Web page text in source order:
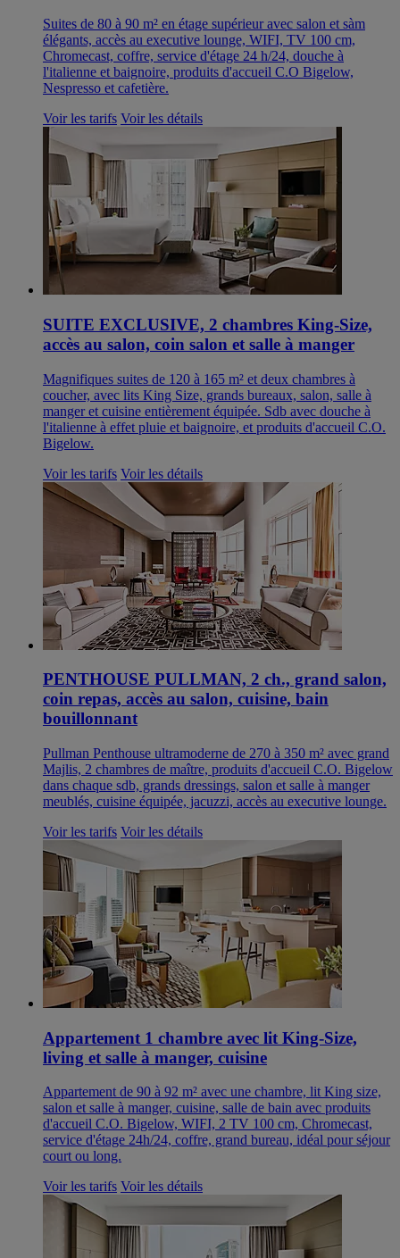
Suites de 80 à 90 m² en étage supérieur avec salon et sàm
élégants, accès au executive lounge, WIFI, TV 100 cm,
Chromecast, coffre, service d'étage 24 h/24, douche à
l'italienne et baignoire, produits d'accueil C.O Bigelow,
Nespresso et cafetière.
Voir les tarifs Voir les détails
SUITE EXCLUSIVE, 2 chambres King-Size,
accès au salon, coin salon et salle à manger
Magnifiques suites de 120 à 165 m² et deux chambres à
coucher, avec lits King Size, grands bureaux, salon, salle à
manger et cuisine entièrement équipée. Sdb avec douche à
l'italienne à effet pluie et baignoire, et produits d'accueil C.O.
Bigelow.
Voir les tarifs Voir les détails
PENTHOUSE PULLMAN, 2 ch., grand salon,
coin repas, accès au salon, cuisine, bain
bouillonnant
Pullman Penthouse ultramoderne de 270 à 350 m² avec grand
Majlis, 2 chambres de maître, produits d'accueil C.O. Bigelow
dans chaque sdb, grands dressings, salon et salle à manger
meublés, cuisine équipée, jacuzzi, accès au executive lounge.
Voir les tarifs Voir les détails
Appartement 1 chambre avec lit King-Size,
living et salle à manger, cuisine
Appartement de 90 à 92 m² avec une chambre, lit King size,
salon et salle à manger, cuisine, salle de bain avec produits
d'accueil C.O. Bigelow, WIFI, 2 TV 100 cm, Chromecast,
service d'étage 24h/24, coffre, grand bureau, idéal pour séjour
court ou long.
Voir les tarifs Voir les détails